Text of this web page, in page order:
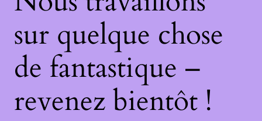
sur quelque chose
de fantastique –
revenez bientôt !